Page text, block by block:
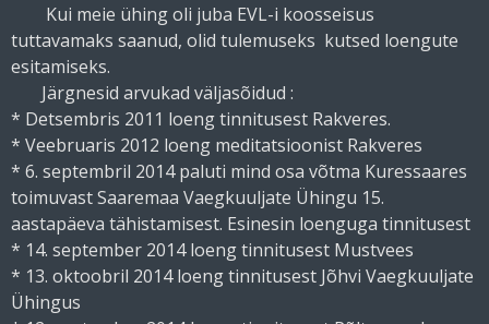
Kui meie ühing oli juba EVL-i koosseisus
tuttavamaks saanud, olid tulemuseks kutsed loengute
esitamiseks.
Järgnesid arvukad väljasõidud :
​* Detsembris 2011 loeng tinnitusest Rakveres.
* Veebruaris 2012 loeng meditatsioonist Rakveres
* 6. septembril 2014 paluti mind osa võtma Kuressaares
toimuvast Saaremaa Vaegkuuljate Ühingu 15.
aastapäeva tähistamisest. Esinesin loenguga tinnitusest
* 14. september 2014 loeng tinnitusest Mustvees
* 13. oktoobril 2014 loeng tinnitusest Jõhvi Vaegkuuljate
Ühingus